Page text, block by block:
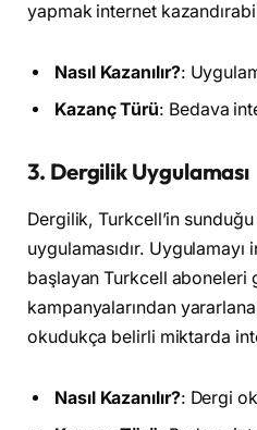
yapmak internet
Nasıl Kazanılır?:
Kazanç Türü: Bedava
3. Dergilik Uygulaması
Dergilik, Turkcell’in
uygulamasıdır.
başlayan Turkcell aboneleri
kampanyalarından
okudukça belirli miktarda
Nasıl Kazanılır?: Dergi